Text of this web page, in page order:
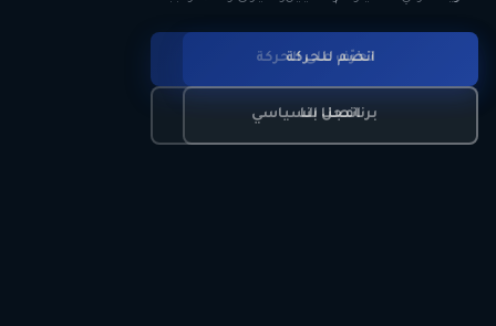
تعرّف على الحركة
برنامجنا السياسي
انضم للحركة
اتصل بنا